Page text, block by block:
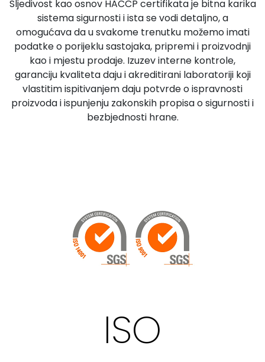
Sljedivost kao osnov HACCP certifikata je bitna karika
sistema sigurnosti i ista se vodi detaljno, a
omogućava da u svakome trenutku možemo imati
podatke o porijeklu sastojaka, pripremi i proizvodnji
kao i mjestu prodaje. Izuzev interne kontrole,
garanciju kvaliteta daju i akreditirani laboratoriji koji
vlastitim ispitivanjem daju potvrde o ispravnosti
proizvoda i ispunjenju zakonskih propisa o sigurnosti i
bezbjednosti hrane.
ISO